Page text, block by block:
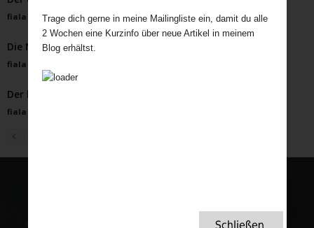
fiala Januar 21, 2025
Die Nebel Dartmoors – auch uns hielten sie gefangen.
fiala
Der beste Karottenkuchen! Saftig und lecker!
fiala
Trage dich gerne in meine Mailingliste ein, damit du alle
2 Wochen eine Kurzinfo über neue Artikel in meinem
Blog erhältst.